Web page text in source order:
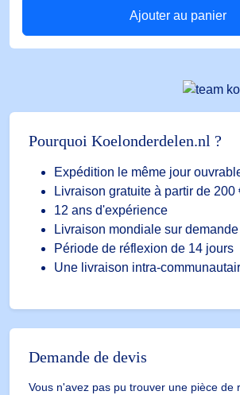
23
Ajouter au panier
Pourquoi Koelonderdelen.nl ?
Expédition le même jour
Livraison gratuite à partir de 200
12 ans d'expérience
Livraison mondiale sur demande
Période de réflexion de 14 jours
Une livraison intra-
Demande de devis
Vous n'avez pas pu trouver une pièce de